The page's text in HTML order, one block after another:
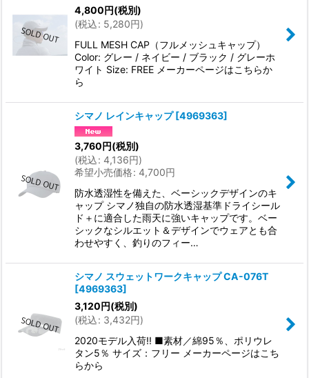
4,800 円(税別)
(税込: 5,280円)
FULL MESH CAP（フルメッシュキャップ）
Color: グレー / ネイビー / ブラック / グレーホ
ワイト Size: FREE メーカーページはこちらか
ら
シマノ レインキャップ [4969363]
3,760円(税別)
(税込: 4,136円)
希望小売価格: 4,700円
防水透湿性を備えた、ベーシックデザインのキ
ャップ シマノ独自の防水透湿基準ドライシール
ド＋に適合した雨天に強いキャップです。ベー
シックなシルエット＆デザインでウェアとも合
わせやすく、釣りのフィー…
シマノ スウェットワークキャップ CA-076T
[4969363]
3,120円(税別)
(税込: 3,432円)
2020モデル入荷!! ■素材／綿95％、ポリウレ
タン5％ サイズ：フリー メーカーページはこち
らから